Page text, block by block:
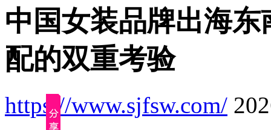
中国女装品牌出海
配的双重考验
https://www.sjfsw.com/